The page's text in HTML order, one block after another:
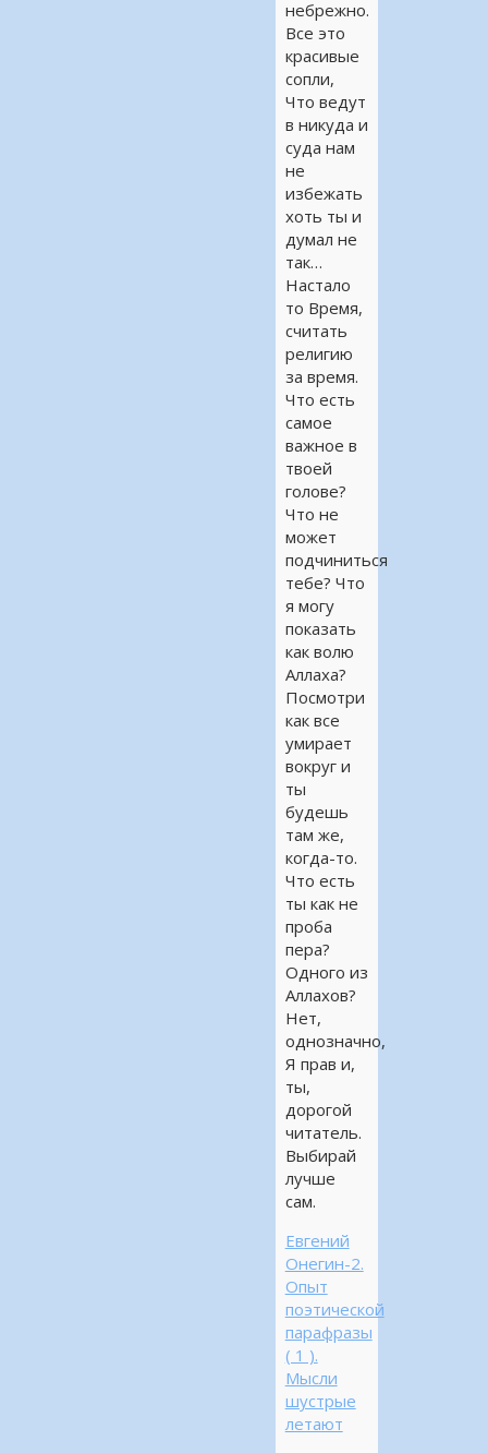
небрежно.
Все это
красивые
сопли,
Что ведут
в никуда и
суда нам
не
избежать
хоть ты и
думал не
так…
Настало
то Время,
считать
религию
за время.
Что есть
самое
важное в
твоей
голове?
Что не
может
подчиниться
тебе? Что
я могу
показать
как волю
Аллаха?
Посмотри
как все
умирает
вокруг и
ты
будешь
там же,
когда-то.
Что есть
ты как не
проба
пера?
Одного из
Аллахов?
Нет,
однозначно,
Я прав и,
ты,
дорогой
читатель.
Выбирай
лучше
сам.
Евгений
Онегин-2.
Опыт
поэтической
парафразы
( 1 ).
Мысли
шустрые
летают